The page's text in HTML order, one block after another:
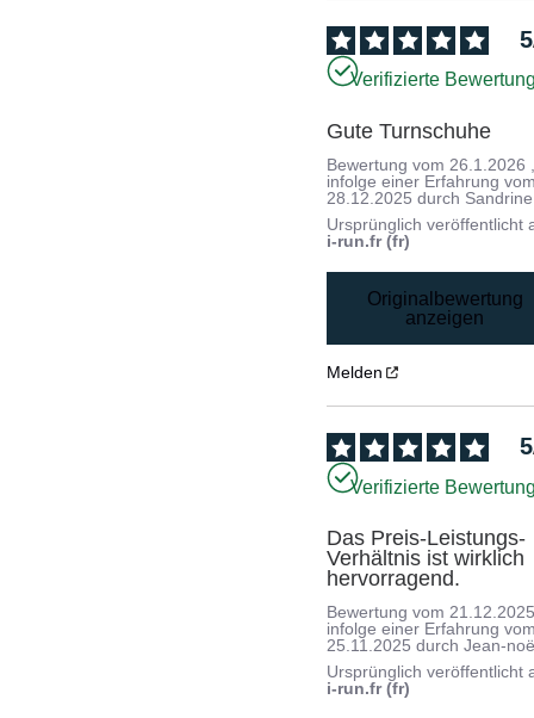
5
Verifizierte
Gute Turnschuhe
Bewertung vom 26.1.2026
infolge einer Erfahrung
28.12.2025 durch
Ursprünglich veröffentlicht
i-run.fr (fr)
Originalbewertung
anzeigen
Melden
5
Verifizierte
Das Preis-Leistungs-
Verhältnis ist wirklich
hervorragend.
Bewertung vom
infolge einer Erfahrung
25.11.2025 durchJean-
Ursprünglich veröffentlicht
i-run.fr (fr)